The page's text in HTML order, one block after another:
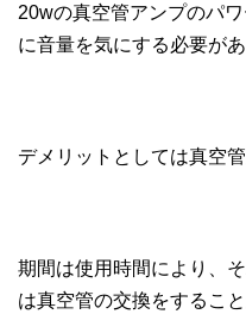
20wの真空管アンプのパ
に音量を気にする必要があ
デメリットとしては真空
期間は使用時間により、
は真空管の交換をするこ